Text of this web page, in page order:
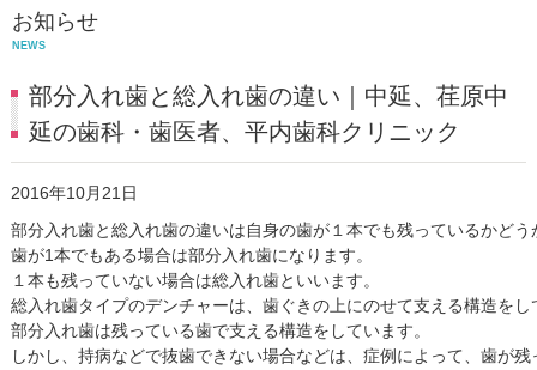
アクセス・診療時間
お知らせ
NEWS
部分入れ歯と総入れ歯の違い｜中延、荏原中
延の歯科・歯医者、平内歯科クリニック
2016年10月21日
部分入れ歯と総入れ歯の違いは自身の歯が１本でも残っているかどう
歯が1本でもある場合は部分入れ歯になります。
１本も残っていない場合は総入れ歯といいます。
総入れ歯タイプのデンチャーは、歯ぐきの上にのせて支える構造をし
部分入れ歯は残っている歯で支える構造をしています。
しかし、持病などで抜歯できない場合などは、症例によって、歯が残